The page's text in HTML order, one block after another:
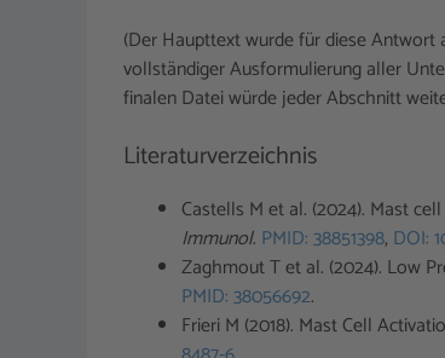
(Der Haupttext wurde für diese
vollständiger Ausformulierung aller
finalen Datei würde jeder Abschnitt
Literaturverzeichnis
Castells M et al. (2024). Mast
Immunol. PMID: 38851398, DOI:
Zaghmout T et al. (2024). Low
PMID: 38056692.
Frieri M (2018). Mast Cell